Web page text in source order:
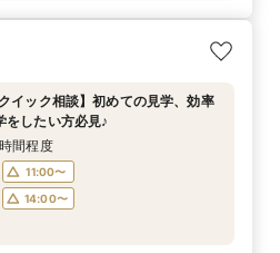
イック相談】初めての見学、効率
をしたい方必見♪
間程度
11:00〜
14:00〜